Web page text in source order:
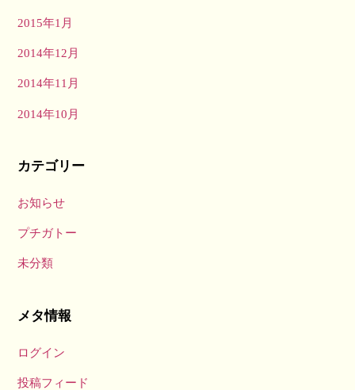
2015年1月
2014年12月
2014年11月
2014年10月
カテゴリー
お知らせ
プチガトー
未分類
メタ情報
ログイン
投稿フィード